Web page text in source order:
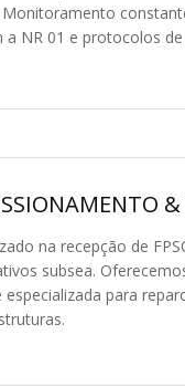
a NR 01 e protocolos
&
na recepção de
subsea.
especializada para